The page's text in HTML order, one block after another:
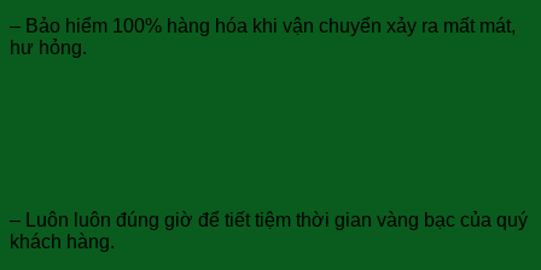
– Bảo hiểm 100% hàng hóa khi vận chuyển xảy ra mất mát,
hư hỏng.
– Luôn luôn đúng giờ để tiết tiệm thời gian vàng bạc của quý
khách hàng.